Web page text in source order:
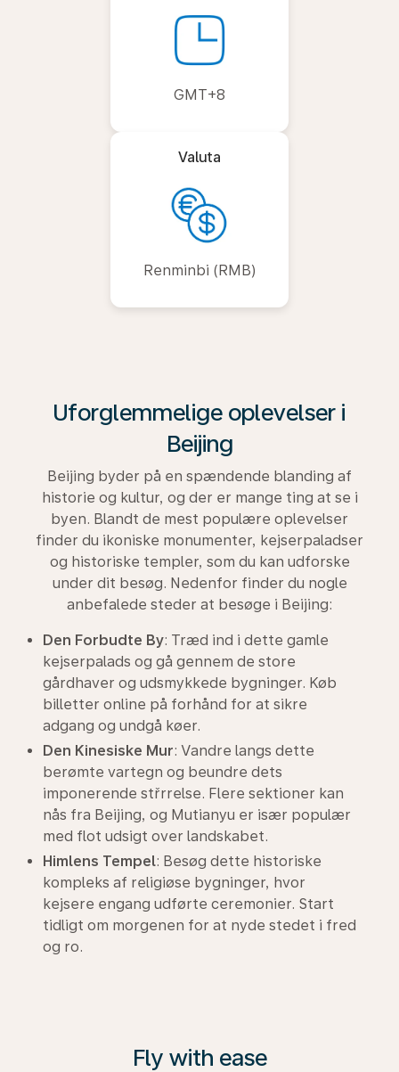
GMT+8
Valuta
Renminbi (RMB)
Uforglemmelige oplevelser i
Beijing
Beijing byder på en spændende blanding af
historie og kultur, og der er mange ting at se i
byen. Blandt de mest populære oplevelser
finder du ikoniske monumenter, kejserpaladser
og historiske templer, som du kan udforske
under dit besøg. Nedenfor finder du nogle
anbefalede steder at besøge i Beijing:
Den Forbudte By: Træd ind i dette gamle
kejserpalads og gå gennem de store
gårdhaver og udsmykkede bygninger. Køb
billetter online på forhånd for at sikre
adgang og undgå køer.
Den Kinesiske Mur: Vandre langs dette
berømte vartegn og beundre dets
imponerende střrrelse. Flere sektioner kan
nås fra Beijing, og Mutianyu er især populær
med flot udsigt over landskabet.
Himlens Tempel: Besøg dette historiske
kompleks af religiøse bygninger, hvor
kejsere engang udførte ceremonier. Start
tidligt om morgenen for at nyde stedet i fred
og ro.
Fly with ease